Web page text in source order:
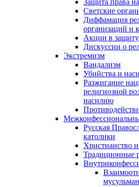
Защита права
Светские
Диффамация
организаций
Акции в защиту
Дискуссии о
Экстремизм
Вандализм
Убийства и
Разжигание
религиозной
насилию
Русская
католики
Христианство
Традиционные